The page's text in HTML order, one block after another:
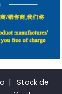
|
Stock de